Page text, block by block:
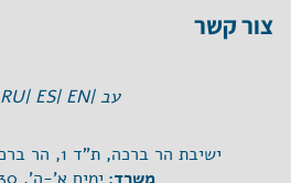
צור קשר
עב |EN |
ES |
RU |
ישיבת הר ברכה, ת"ד 1, הר ברכה מיקוד 4483500